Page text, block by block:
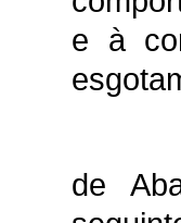
e à
de